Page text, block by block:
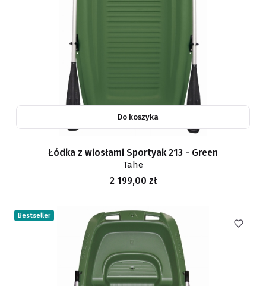
Do koszyka
Łódka z wiosłami Sportyak 213 - Green
Tahe
Cena
2 199,00 zł
Bestseller